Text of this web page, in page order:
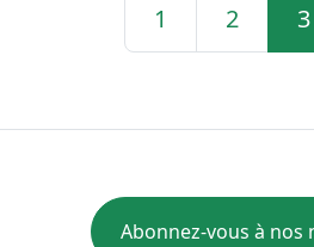
1 2 3
Abonnez-vous à nos